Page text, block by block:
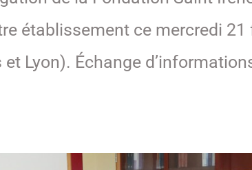
établissement ce mercredi
Lyon). Échange